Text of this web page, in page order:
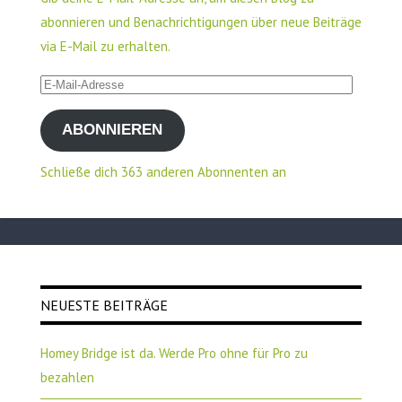
abonnieren und Benachrichtigungen über neue Beiträge
via E-Mail zu erhalten.
E-
Mail-
AdresseABONNIEREN
Schließe dich 363 anderen Abonnenten an
NEUESTE BEITRÄGE
Homey Bridge ist da. Werde Pro ohne für Pro zu
bezahlen